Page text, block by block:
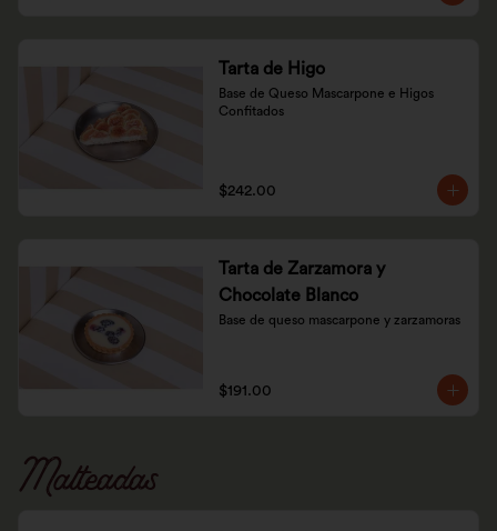
Tarta de Higo
Base de Queso Mascarpone e Higos
Confitados
$242.00
Tarta de Zarzamora y
Chocolate Blanco
Base de queso mascarpone y zarzamoras
$191.00
Malteadas